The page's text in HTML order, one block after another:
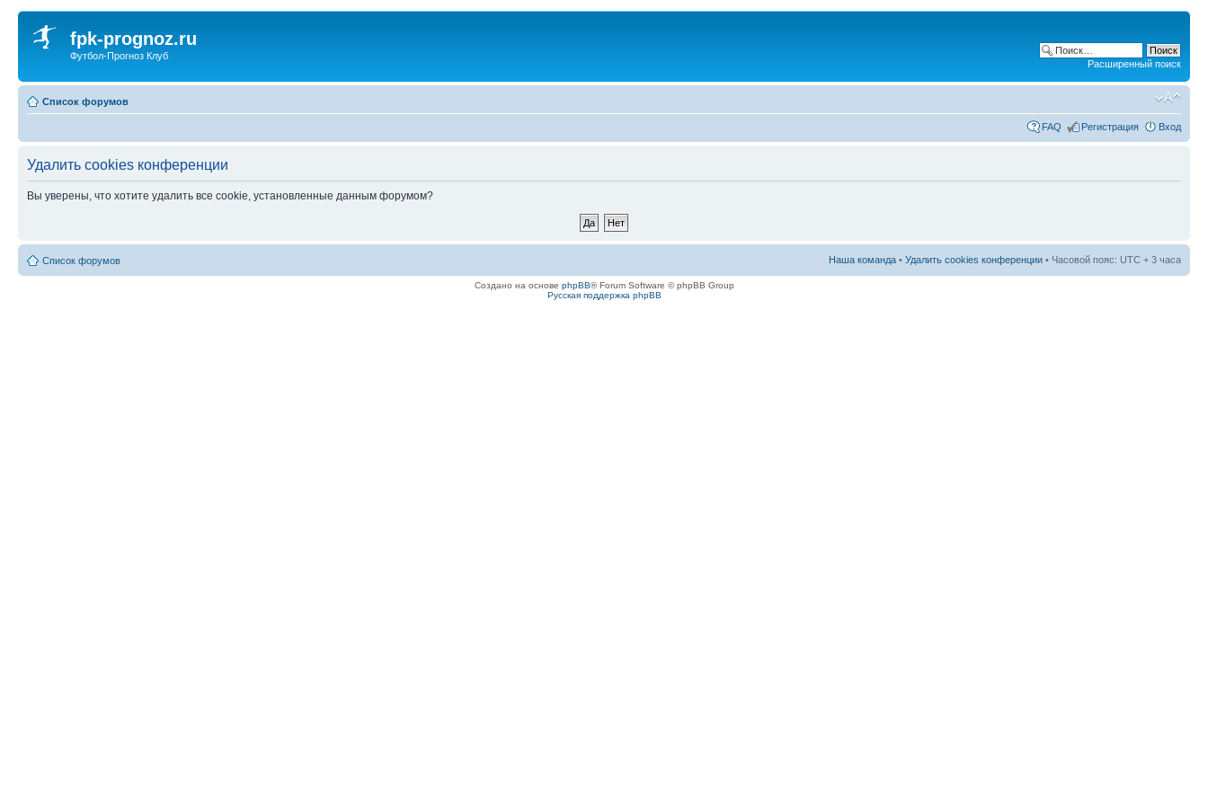
fpk-prognoz.ru
Футбол-Прогноз Клуб
Расширенный поиск
Список форумов
FAQ Регистрация Вход
Удалить cookies конференции
Вы уверены, что хотите удалить все cookie, установленные данным форумом?
Список форумов Наша команда • Удалить cookies конференции • Часовой пояс: UTC + 3 часа
Создано на основе phpBB® Forum Software © phpBB Group
Русская поддержка phpBB